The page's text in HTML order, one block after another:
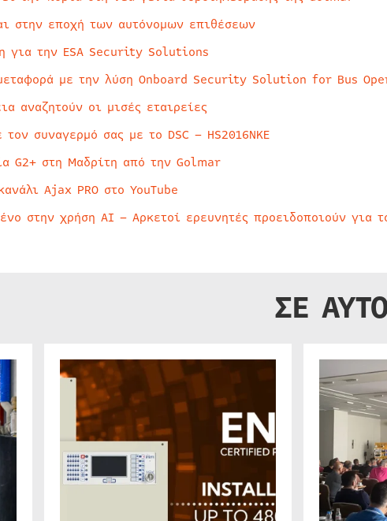
στην εποχή των αυτόνομων επιθέσεων
για την ESA Security Solutions
με την λύση Onboard Security Solution for Bus
αναζητούν οι μισές εταιρείες
συναγερμό σας με το DSC – HS2016NKE
G2+ στη Μαδρίτη από την Golmar
Ajax PRO στο YouTube
στην χρήση AI – Αρκετοί ερευνητές προειδοποιούν για
ΣΕ